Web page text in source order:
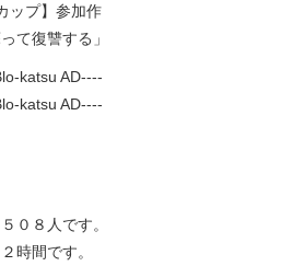
ップ】参加作
て復讐する」
katsu AD----
katsu AD----
０８人です。
時間です。